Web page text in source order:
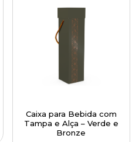
Caixa para Bebida com
Tampa e Alça – Verde e
Bronze